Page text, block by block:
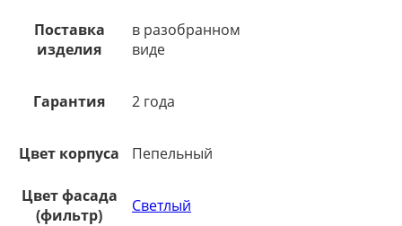
Поставка
изделия
в разобранном
виде
Гарантия 2 года
Цвет корпуса Пепельный
Цвет фасада
(фильтр)
Светлый